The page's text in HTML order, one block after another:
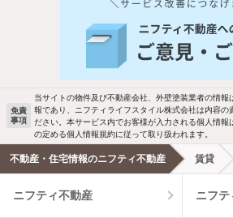
バス・トイレ別 2
洗濯機置場あり
エアコンあり
温水洗浄便座
免責
事項
当サイトの物件及び不動産会社、外壁塗装業者の情
報であり、ニフティライフスタイル株式会社は内容の
ださい。本サービス内でお客様が入力される個人情報
の定める個人情報規約に従って取り扱われます。
不動産・住宅情報のニフティ不動産 賃貸
ニフティ不動産 ニフテ